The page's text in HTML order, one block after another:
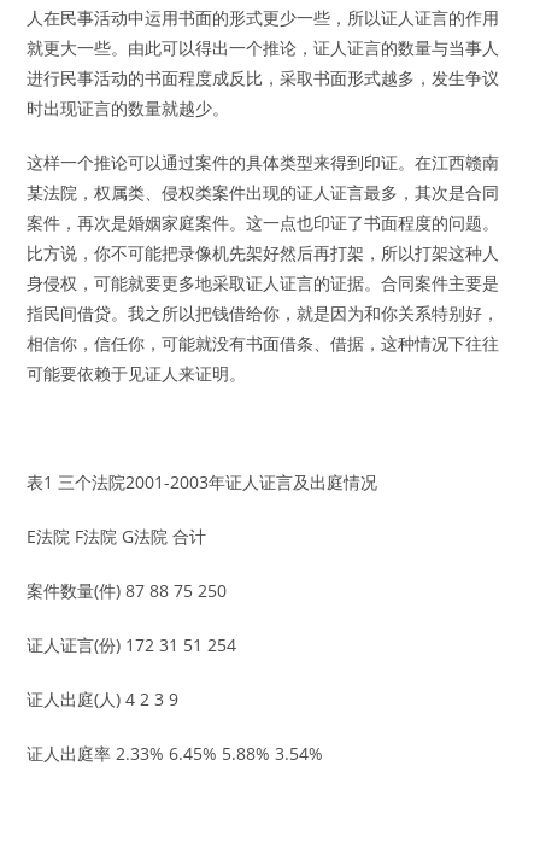
人在民事活动中运用书面的形式更少一些，所以证人证言的作用
就更大一些。由此可以得出一个推论，证人证言的数量与当事人
进行民事活动的书面程度成反比，采取书面形式越多，发生争议
时出现证言的数量就越少。
这样一个推论可以通过案件的具体类型来得到印证。在江西赣南
某法院，权属类、侵权类案件出现的证人证言最多，其次是合同
案件，再次是婚姻家庭案件。这一点也印证了书面程度的问题。
比方说，你不可能把录像机先架好然后再打架，所以打架这种人
身侵权，可能就要更多地采取证人证言的证据。合同案件主要是
指民间借贷。我之所以把钱借给你，就是因为和你关系特别好，
相信你，信任你，可能就没有书面借条、借据，这种情况下往往
可能要依赖于见证人来证明。
表1 三个法院2001-2003年证人证言及出庭情况
E法院 F法院 G法院 合计
案件数量(件) 87 88 75 250
证人证言(份) 172 31 51 254
证人出庭(人) 4 2 3 9
证人出庭率 2.33% 6.45% 5.88% 3.54%